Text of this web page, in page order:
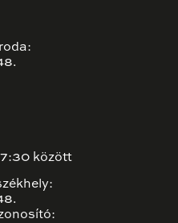
között